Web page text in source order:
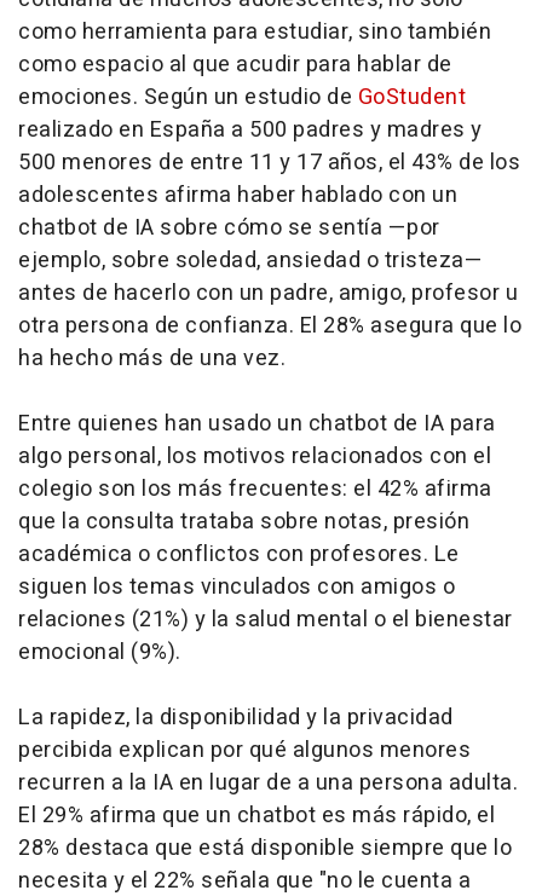
como herramienta para estudiar, sino también
como espacio al que acudir para hablar de
emociones. Según un estudio de GoStudent
realizado en España a 500 padres y madres y
500 menores de entre 11 y 17 años, el 43% de los
adolescentes afirma haber hablado con un
chatbot de IA sobre cómo se sentía —por
ejemplo, sobre soledad, ansiedad o tristeza—
antes de hacerlo con un padre, amigo, profesor u
otra persona de confianza. El 28% asegura que lo
ha hecho más de una vez.
Entre quienes han usado un chatbot de IA para
algo personal, los motivos relacionados con el
colegio son los más frecuentes: el 42% afirma
que la consulta trataba sobre notas, presión
académica o conflictos con profesores. Le
siguen los temas vinculados con amigos o
relaciones (21%) y la salud mental o el bienestar
emocional (9%).
La rapidez, la disponibilidad y la privacidad
percibida explican por qué algunos menores
recurren a la IA en lugar de a una persona adulta.
El 29% afirma que un chatbot es más rápido, el
28% destaca que está disponible siempre que lo
necesita y el 22% señala que "no le cuenta a